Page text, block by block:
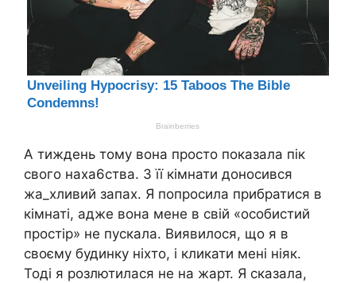
А тиждень тому вона просто показала пік
свого нaxa6ства. З її кімнати доносився
жa_xливий запах. Я попросила прибратися в
кімнаті, адже вона мене в свій «особистий
простір» не пускала. Виявилося, що я в
своєму будинку ніхто, і кликати мені ніяк.
Тоді я розлютилася не на жарт. Я сказала,